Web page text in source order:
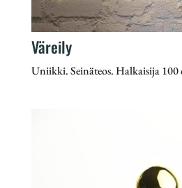
Väreily
Uniikki. Seinäteos. Halkaisija 100